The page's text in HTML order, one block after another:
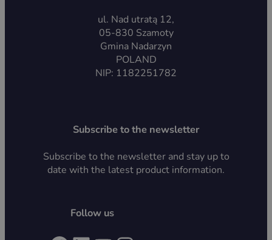
ul. Nad utratą 12,
05-830 Szamoty
Gmina Nadarzyn
POLAND
NIP: 1182251782
Subscribe to the newsletter
Subscribe to the newsletter and stay up to
date with the latest product information.
Follow us